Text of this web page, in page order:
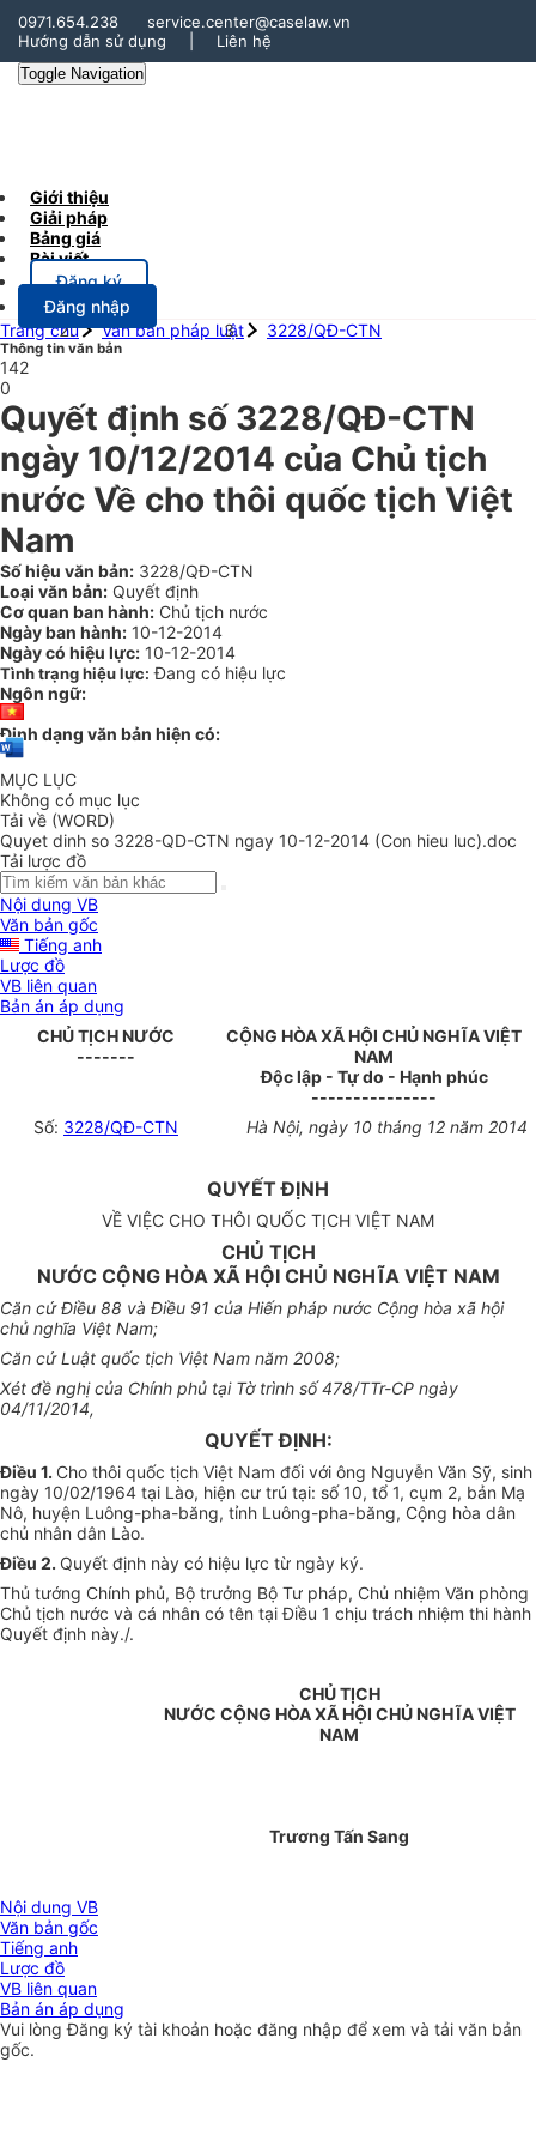
0971.654.238
service.center@caselaw.vn
Hướng dẫn sử dụng
Liên hệ
Toggle Navigation
Giới thiệu
Giải pháp
Bảng giá
Bài viết
Đăng ký
Đăng nhập
Trang chủ
Văn bản pháp luật 3228/QĐ-CTN
Thông tin văn bản
142
0
Quyết định số 3228/QĐ-CTN
ngày 10/12/2014 của Chủ tịch
nước Về cho thôi quốc tịch Việt
Nam
Số hiệu văn bản: 3228/QĐ-CTN
Loại văn bản: Quyết định
Cơ quan ban hành: Chủ tịch nước
Ngày ban hành: 10-12-2014
Ngày có hiệu lực: 10-12-2014
Tình trạng hiệu lực: Đang có hiệu lực
Ngôn ngữ:
Định dạng văn bản hiện có:
MỤC LỤC
Không có mục lục
Tải về (WORD)
Quyet dinh so 3228-QD-CTN ngay 10-12-2014 (Con hieu luc).doc
Tải lược đồ
Nội dung VB
Văn bản gốc
Tiếng anh
Lược đồ
VB liên quan
Bản án áp dụng
CHỦ TỊCH NƯỚC
-------
CỘNG HÒA XÃ HỘI CHỦ NGHĨA VIỆT
NAM
Độc lập - Tự do - Hạnh phúc
---------------
Số: 3228/QĐ-CTN Hà Nội, ngày 10 tháng 12 năm 2014
QUYẾT ĐỊNH
VỀ VIỆC CHO THÔI QUỐC TỊCH VIỆT NAM
CHỦ TỊCH
NƯỚC CỘNG HÒA XÃ HỘI CHỦ NGHĨA VIỆT NAM
Căn cứ Điều 88 và Điều 91 của Hiến pháp nước Cộng hòa xã hội
chủ nghĩa Việt Nam;
Căn cứ Luật quốc tịch Việt Nam năm 2008;
Xét đề nghị của Chính phủ tại Tờ trình số 478/TTr-CP ngày
04/11/2014,
QUYẾT ĐỊNH:
Điều 1. Cho thôi quốc tịch Việt Nam đối với ông Nguyễn Văn Sỹ, sinh
ngày 10/02/1964 tại Lào, hiện cư trú tại: số 10, tổ 1, cụm 2, bản Mạ
Nô, huyện Luông-pha-băng, tỉnh Luông-pha-băng, Cộng hòa dân
chủ nhân dân Lào.
Điều 2. Quyết định này có hiệu lực từ ngày ký.
Thủ tướng Chính phủ, Bộ trưởng Bộ Tư pháp, Chủ nhiệm Văn phòng
Chủ tịch nước và cá nhân có tên tại Điều 1 chịu trách nhiệm thi hành
Quyết định này./.
CHỦ TỊCH
NƯỚC CỘNG HÒA XÃ HỘI CHỦ NGHĨA VIỆT
NAM
Trương Tấn Sang
Nội dung VB
Văn bản gốc
Tiếng anh
Lược đồ
VB liên quan
Bản án áp dụng
Vui lòngĐăng ký tài khoản hoặc đăng nhập để xem và tải văn bản
gốc.